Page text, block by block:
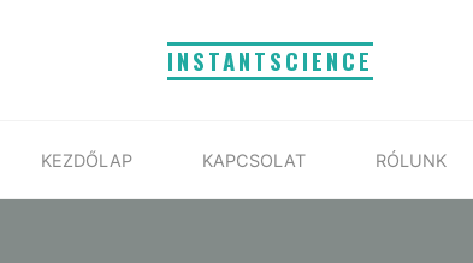
INSTANTSCIENCE
KEZDŐLAP KAPCSOLAT RÓLUNK